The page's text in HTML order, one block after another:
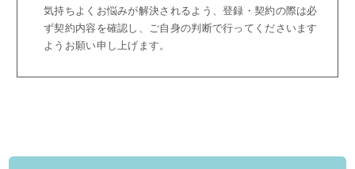
気持ちよくお悩みが解決されるよう、登録・契約の際は必
ず契約内容を確認し、ご自身の判断で行ってくださいます
ようお願い申し上げます。